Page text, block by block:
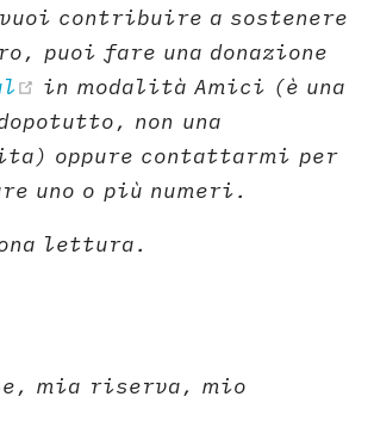
vuoi contribuire a sostenere
puoi fare una donazione
(opens new window)
in modalità Amici (è una
non una
oppure contattarmi per
uno o più numeri.
lettura.
mia riserva, mio